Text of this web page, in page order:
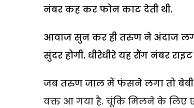
नंबर कह कर फोन काट देती थी.
आवाज सुन कर ही तरुण ने अंदाज
सुंदर होगी. धीरेधीरे यह रौंग नंबर
जब तरुण जाल में फंसने लगा तो बेबी
वक्त आ गया है. चूंकि मिलने के लिए